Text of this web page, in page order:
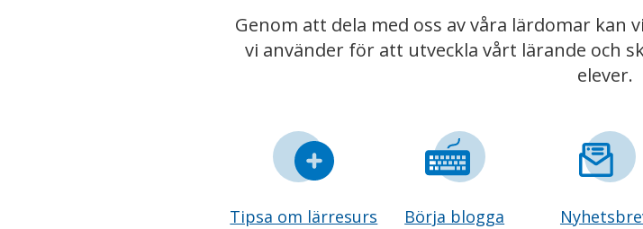
Genom att dela med oss av våra lärdomar kan
vi använder för att utveckla vårt lärande och
elever.
Tipsa om lärresurs Börja blogga